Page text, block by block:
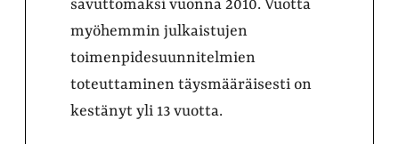
savuttomaksi vuonna 2010. Vuotta
myöhemmin julkaistujen
toimenpidesuunnitelmien
toteuttaminen täysmääräisesti on
kestänyt yli 13 vuotta.